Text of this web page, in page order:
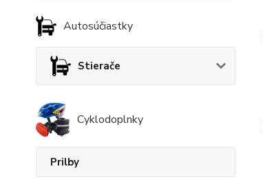
Autosúčiastky
Stierače
Cyklodoplnky
Prilby